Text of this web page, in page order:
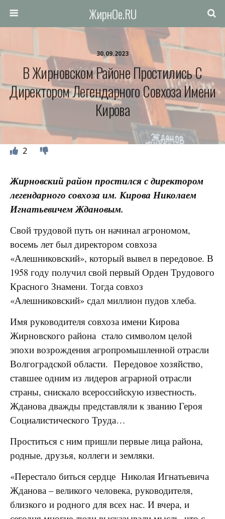
ЖирнОе.RU
30.09.2023
В Жирновском Районе Простились С
Директором Легендарного Совхоза Имени
Кирова
2
Жирновский район простился с директором
легендарного совхоза им. Кирова Николаем
Игнатьевичем Ждановым.
Свой трудовой путь он начинал агрономом,
восемь лет был директором совхоза
«Алешниковский», который вывел в передовое. В
1958 году получил свой первый Орден Трудового
Красного Знамени. Тогда совхоз
«Алешниковский» сдал миллион пудов хлеба.
Имя руководителя совхоза имени Кирова
Жирновского района стало символом целой
эпохи возрождения агропромышленной отрасли
Волгоградской области. Передовое хозяйство,
ставшее одним из лидеров аграрной отрасли
страны, снискало всероссийскую известность.
Жданова дважды представляли к званию Героя
Социалистического Труда…
Проститься с ним пришли первые лица района,
родные, друзья, коллеги и земляки.
«Перестало биться сердце Николая Игнатьевича
Жданова – великого человека, руководителя,
близкого и родного для всех нас. И вчера, и